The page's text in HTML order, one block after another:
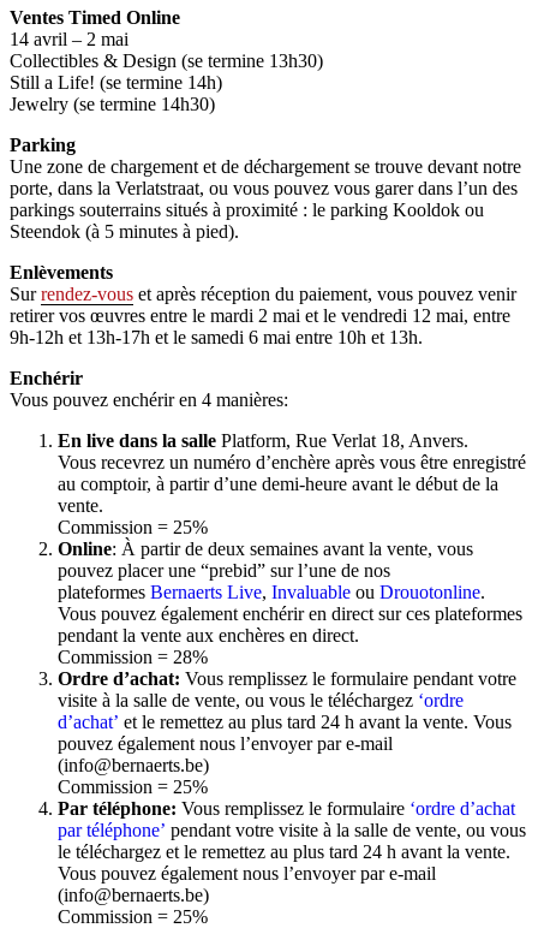
Ventes Timed Online
14 avril – 2 mai
Collectibles & Design (se termine 13h30)
Still a Life! (se termine 14h)
Jewelry (se termine 14h30)
Parking
Une zone de chargement et de déchargement se trouve devant notre
porte, dans la Verlatstraat, ou vous pouvez vous garer dans l’un des
parkings souterrains situés à proximité : le parking Kooldok ou
Steendok (à 5 minutes à pied).
Enlèvements
Surrendez-vous et après réception du paiement, vous pouvez venir
retirer vos œuvres entre le mardi 2 mai et le vendredi 12 mai, entre
9h-12h et 13h-17h et le samedi 6 mai entre 10h et 13h.
Enchérir
Vous pouvez enchérir en 4 manières:
En live dans la salle Platform, Rue Verlat 18, Anvers.
Vous recevrez un numéro d’enchère après vous être enregistré
au comptoir, à partir d’une demi-heure avant le début de la
vente.
Commission = 25%
Online: À partir de deux semaines avant la vente, vous
pouvez placer une “prebid” sur l’une de nos
plateformes Bernaerts Live, Invaluable ou Drouotonline.
Vous pouvez également enchérir en direct sur ces plateformes
pendant la vente aux enchères en direct.
Commission = 28%
Ordre d’achat: Vous remplissez le formulaire pendant votre
visite à la salle de vente, ou vous le téléchargez ‘ordre
d’achat’ et le remettez au plus tard 24 h avant la vente. Vous
pouvez également nous l’envoyer par e-mail
(info@bernaerts.be)
Commission = 25%
Par téléphone: Vous remplissez le formulaire ‘ordre d’achat
par téléphone’ pendant votre visite à la salle de vente, ou vous
le téléchargez et le remettez au plus tard 24 h avant la vente.
Vous pouvez également nous l’envoyer par e-mail
(info@bernaerts.be)
Commission = 25%